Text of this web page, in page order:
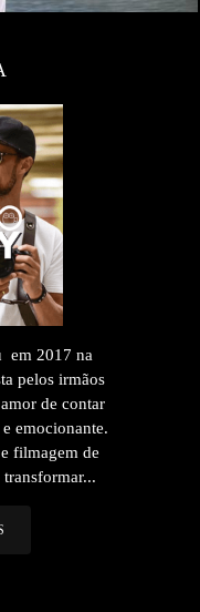
em 2017 na
pelos irmãos
de contar
emocionante.
filmagem de
transformar...